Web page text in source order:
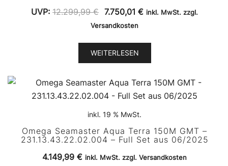
UVP: 12.299,99€ Ursprünglicher
Preis
12.299,99 €
7.750,01 €Aktueller
inkl. MwSt. zzgl.
Versandkosten
WEITERLESEN
inkl. 19 % MwSt.
Omega Seamaster Aqua Terra 150M GMT –
231.13.43.22.02.004 – Full Set aus 06/2025
4.149,99 € inkl. MwSt. zzgl. Versandkosten